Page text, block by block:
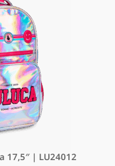
17,5″ | LU24012